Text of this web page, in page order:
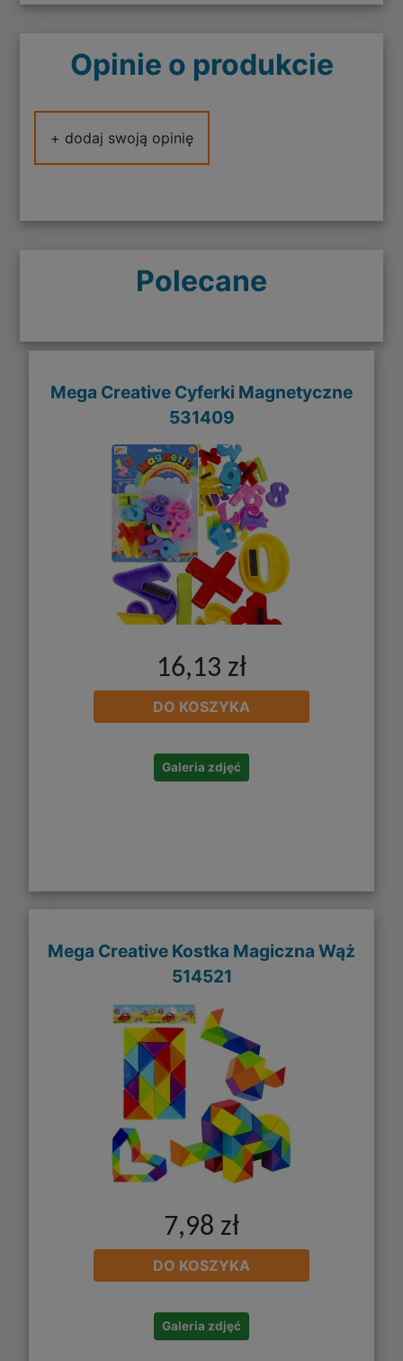
Opinie o produkcie
+ dodaj swoją opinię
Polecane
Mega Creative Cyferki Magnetyczne
531409
16,13 zł
DO KOSZYKA
Galeria zdjęć
Mega Creative Kostka Magiczna Wąż
514521
7,98 zł
DO KOSZYKA
Galeria zdjęć